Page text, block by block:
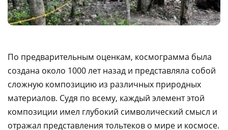
По предварительным оценкам, космограмма была
создана около 1000 лет назад и представляла собой
сложную композицию из различных природных
материалов. Судя по всему, каждый элемент этой
композиции имел глубокий символический смысл и
отражал представления тольтеков о мире и космосе.